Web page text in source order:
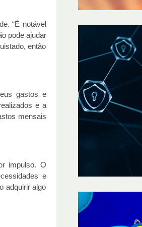
“É notável
pode ajudar
então
gastos e
e a
mensais
impulso. O
e
adquirir algo